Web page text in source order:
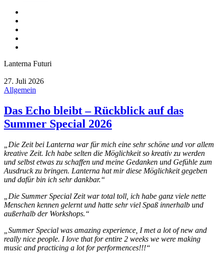
Lanterna Futuri
27. Juli 2026
Allgemein
Das Echo bleibt – Rückblick auf das
Summer Special 2026
„Die Zeit bei Lanterna war für mich eine sehr schöne und vor allem
kreative Zeit. Ich habe selten die Möglichkeit so kreativ zu werden
und selbst etwas zu schaffen und meine Gedanken und Gefühle zum
Ausdruck zu bringen. Lanterna hat mir diese Möglichkeit gegeben
und dafür bin ich sehr dankbar.“
„Die Summer Special Zeit war total toll, ich habe ganz viele nette
Menschen kennen gelernt und hatte sehr viel Spaß innerhalb und
außerhalb der Workshops.“
„Summer Special was amazing experience, I met a lot of new and
really nice people. I love that for entire 2 weeks we were making
music and practicing a lot for performences!!!“